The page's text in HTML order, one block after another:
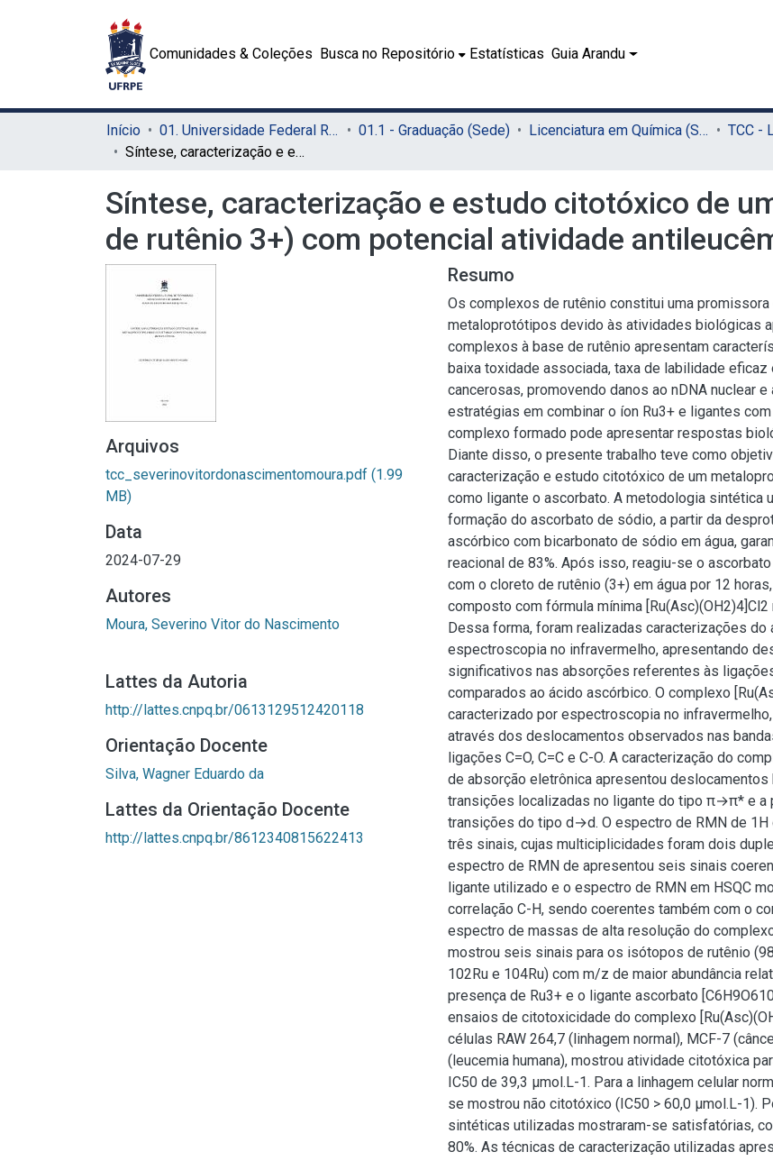
Comunidades & Coleções Busca no Repositório Estatísticas Guia Arandu
Início 01. Universidade Federal Rural de Pernambuco - UFRPE (Sede) 01.1 - Graduação (Sede) Licenciatura em Química (Sede)
Síntese, caracterização e estudo citotóxico de um metaloprotótipo à base de rutênio 3+) com potencial atividade antileucêmica
Síntese, caracterização e estudo citotóxico de
de rutênio 3+) com potencial atividade
Arquivos
tcc_severinovitordonascimentomoura.pdf (1.99
MB)
Data
2024-07-29
Autores
Moura, Severino Vitor do Nascimento
Lattes da Autoria
http://lattes.cnpq.br/0613129512420118
Orientação Docente
Silva, Wagner Eduardo da
Lattes da Orientação Docente
http://lattes.cnpq.br/8612340815622413
Resumo
Os complexos de rutênio constitui uma
metaloprotótipos devido às atividades biológicas
complexos à base de rutênio apresentam
baixa toxidade associada, taxa de labilidade eficaz
cancerosas, promovendo danos ao nDNA nuclear
estratégias em combinar o íon Ru3+ e ligantes
complexo formado pode apresentar respostas
Diante disso, o presente trabalho teve como
caracterização e estudo citotóxico de um
como ligante o ascorbato. A metodologia sintética
formação do ascorbato de sódio, a partir da
ascórbico com bicarbonato de sódio em água,
reacional de 83%. Após isso, reagiu-se o
com o cloreto de rutênio (3+) em água por 12
composto com fórmula mínima [Ru(Asc)(OH2)4]Cl2
Dessa forma, foram realizadas caracterizações
espectroscopia no infravermelho, apresentando
significativos nas absorções referentes às ligações
comparados ao ácido ascórbico. O complexo
caracterizado por espectroscopia no
através dos deslocamentos observados nas
ligações C=O, C=C e C-O. A caracterização do
de absorção eletrônica apresentou
transições localizadas no ligante do tipo π→π* e a
transições do tipo d→d. O espectro de RMN de
três sinais, cujas multiciplicidades foram dois
espectro de RMN de apresentou seis sinais
ligante utilizado e o espectro de RMN em HSQC
correlação C-H, sendo coerentes também com o
espectro de massas de alta resolução do
mostrou seis sinais para os isótopos de rutênio
102Ru e 104Ru) com m/z de maior abundância
presença de Ru3+ e o ligante ascorbato
ensaios de citotoxicidade do complexo
células RAW 264,7 (linhagem normal), MCF-7
(leucemia humana), mostrou atividade citotóxica
IC50 de 39,3 μmol.L-1. Para a linhagem celular
se mostrou não citotóxico (IC50 > 60,0 μmol.L-1).
sintéticas utilizadas mostraram-se satisfatórias,
80%. As técnicas de caracterização utilizadas